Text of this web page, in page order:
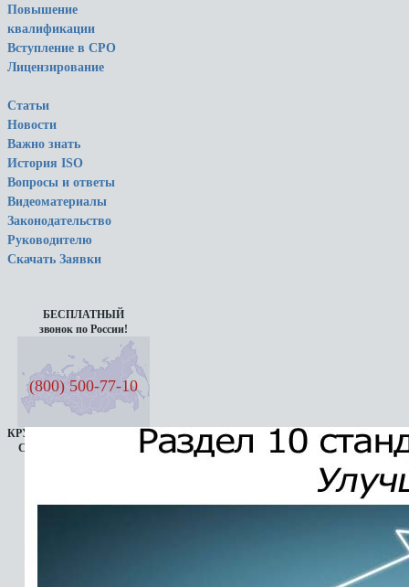
Повышение
квалификации
Вступление в СРО
Лицензирование
Статьи
Новости
Важно знать
История ISO
Вопросы и ответы
Видеоматериалы
Законодательство
Руководителю
Скачать Заявки
БЕСПЛАТНЫЙ
звонок по России!
(800) 500-77-10
КРУГЛОСУТОЧНАЯ ЛИНИЯ
СЕМЬ ДНЕЙ В НЕДЕЛЮ